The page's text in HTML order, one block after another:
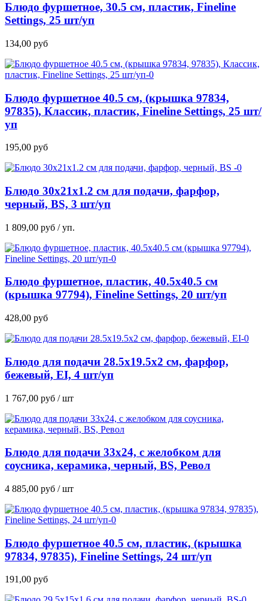
Блюдо фуршетное, 30.5 см, пластик, Fineline
Settings, 25 шт/уп
134,00 руб
Блюдо фуршетное 40.5 см, (крышка 97834,
97835), Классик, пластик, Fineline Settings, 25 шт/
уп
195,00 руб
Блюдо 30х21х1.2 см для подачи, фарфор,
черный, BS, 3 шт/уп
1 809,00 руб / уп.
Блюдо фуршетное, пластик, 40.5х40.5 см
(крышка 97794), Fineline Settings, 20 шт/уп
428,00 руб
Блюдо для подачи 28.5х19.5х2 см, фарфор,
бежевый, EI, 4 шт/уп
1 767,00 руб / шт
Блюдо для подачи 33х24, с желобком для
соусника, керамика, черный, BS, Револ
4 885,00 руб / шт
Блюдо фуршетное 40.5 см, пластик, (крышка
97834, 97835), Fineline Settings, 24 шт/уп
191,00 руб